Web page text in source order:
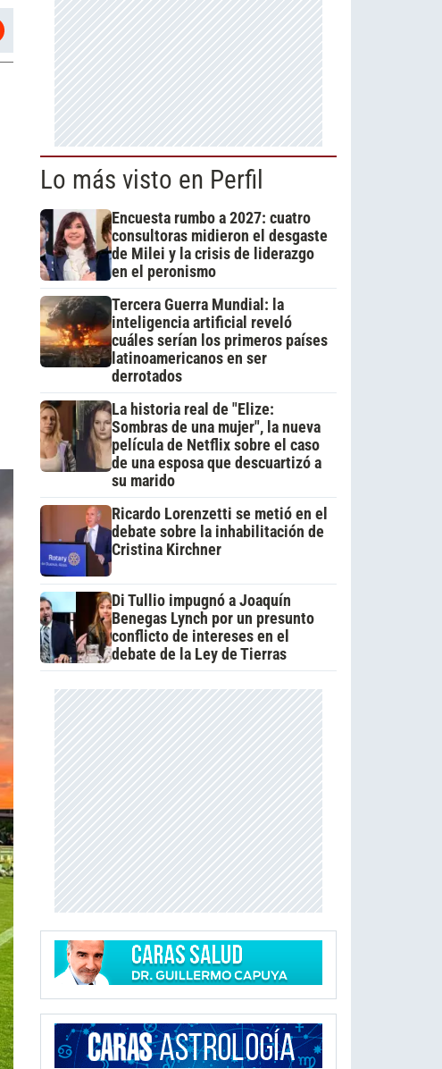
Lo más visto en Perfil
Encuesta rumbo a 2027: cuatro
consultoras midieron el desgaste
de Milei y la crisis de liderazgo
en el peronismo
Tercera Guerra Mundial: la
inteligencia artificial reveló
cuáles serían los primeros países
latinoamericanos en ser
derrotados
La historia real de "Elize:
Sombras de una mujer", la nueva
película de Netflix sobre el caso
de una esposa que descuartizó a
su marido
Ricardo Lorenzetti se metió en el
debate sobre la inhabilitación de
Cristina Kirchner
Di Tullio impugnó a Joaquín
Benegas Lynch por un presunto
conflicto de intereses en el
debate de la Ley de Tierras